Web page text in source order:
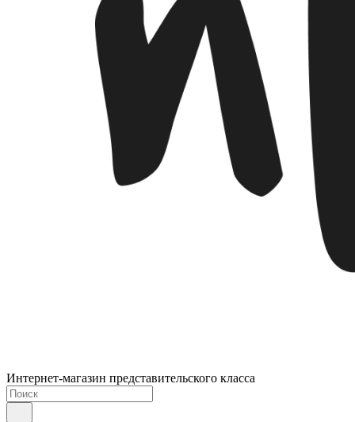
Интернет-магазин представительского класса